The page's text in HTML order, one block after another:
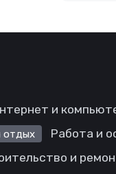
и
отдых
Работа и
и